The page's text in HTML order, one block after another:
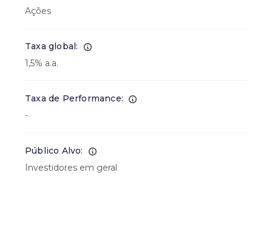
Ações
Taxa global:
1,5% a.a.
Taxa de Performance:
-
Público Alvo:
Investidores em geral